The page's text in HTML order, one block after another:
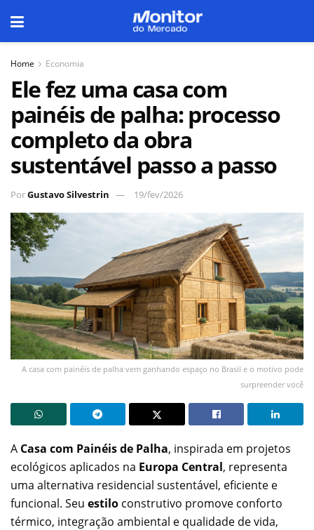
Home Economia
Ele fez uma casa com
painéis de palha: processo
completo da obra
sustentável passo a passo
PorGustavo Silvestrin 19/fev/2026
A casa com painéis de palha vem ganhando espaço no Brasil e o motivo pode
surpreender você
A Casa com Painéis de Palha, inspirada em projetos
ecológicos aplicados na Europa Central, representa
uma alternativa residencial sustentável, eficiente e
funcional. Seu estilo construtivo promove conforto
térmico, integração ambiental e qualidade de vida,